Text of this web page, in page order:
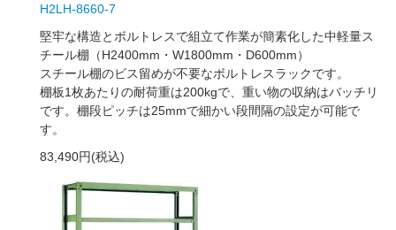
H2LH-8660-7
堅牢な構造とボルトレスで組立て作業が簡素化した中軽量ス
チール棚（H2400mm・W1800mm・D600mm）
スチール棚のビス留めが不要なボルトレスラックです。
棚板1枚あたりの耐荷重は200kgで、重い物の収納はバッチリ
です。棚段ピッチは25mmで細かい段間隔の設定が可能で
す。
83,490円(税込)